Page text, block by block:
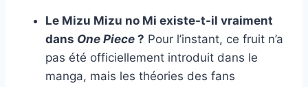
Le Mizu Mizu no Mi existe-t-il vraiment
dans One Piece ? Pour l’instant, ce fruit n’a
pas été officiellement introduit dans le
manga, mais les théories des fans